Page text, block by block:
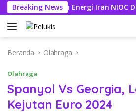
Langsung
ke
konten
Breaking News
Perusahaan Energi Iran NIOC
Beranda Olahraga
Olahraga
Spanyol Vs Georgia,
Kejutan Euro 2024